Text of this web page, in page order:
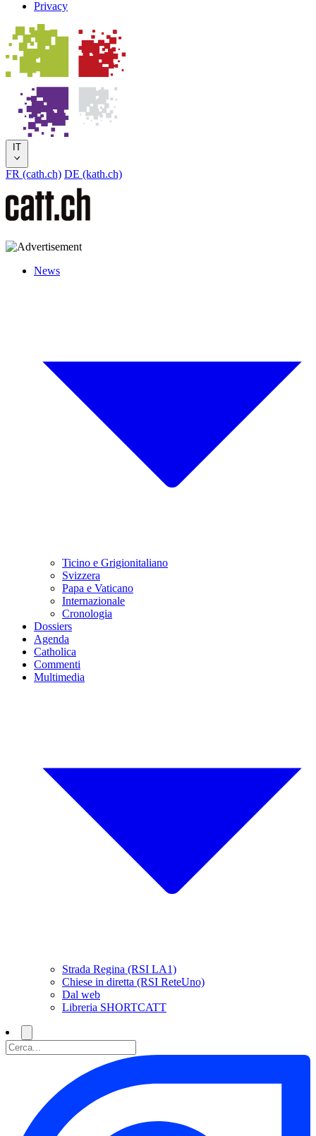
Privacy
IT
FR (cath.ch) DE (kath.ch)
News
Ticino e Grigionitaliano
Svizzera
Papa e Vaticano
Internazionale
Cronologia
Dossiers
Agenda
Catholica
Commenti
Multimedia
Strada Regina (RSI LA1)
Chiese in diretta (RSI ReteUno)
Dal web
Libreria SHORTCATT